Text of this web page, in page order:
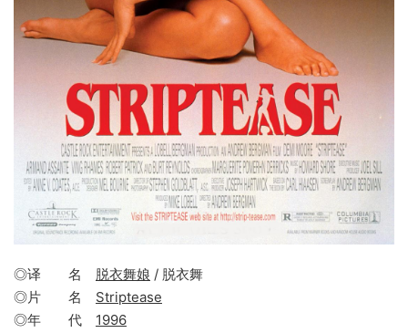
◎译 名 脱衣舞娘 / 脱衣舞
◎片 名 Striptease
◎年 代 1996